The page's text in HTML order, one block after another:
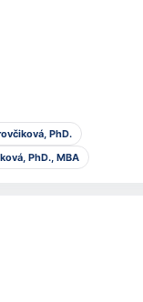
PhD.
PhD., MBA